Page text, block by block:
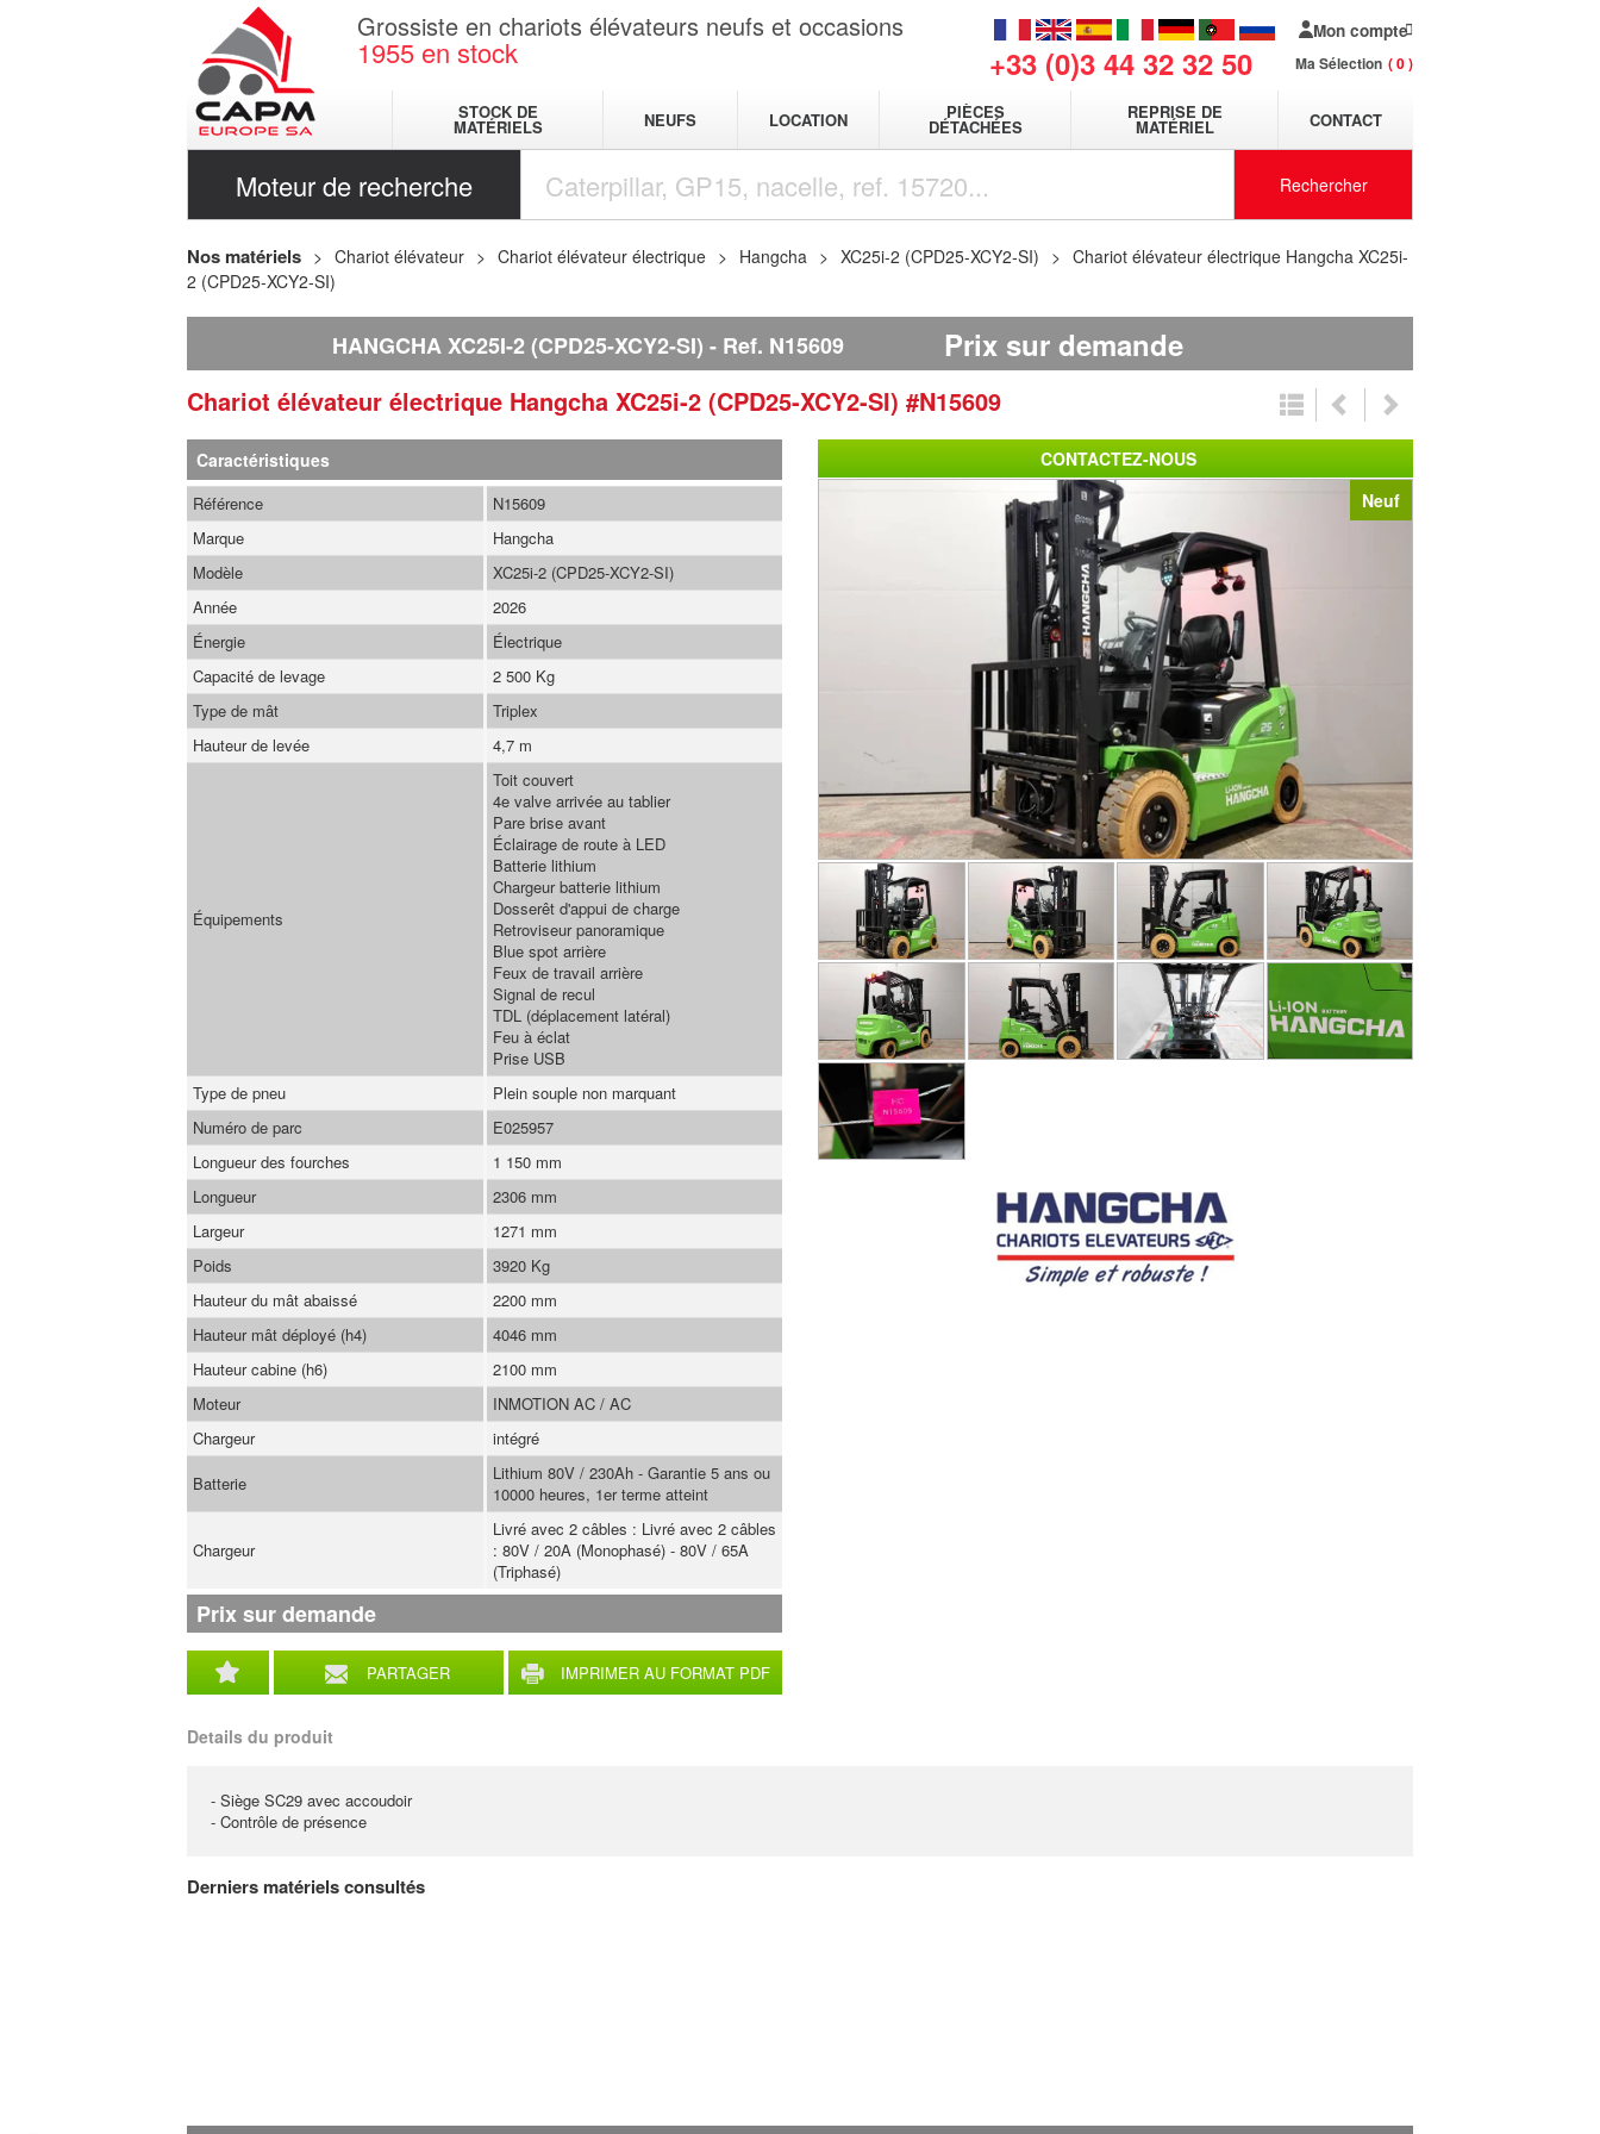
Grossiste en chariots élévateurs neufs et occasions
1955 en stock +33 (0)3 44 32 32 50
Mon compte
Ma Sélection 0
STOCK DE
MATÉRIELS NEUFS LOCATION PIÈCES
DÉTACHÉES
REPRISE DE
MATÉRIEL CONTACT
Moteur de recherche Rechercher
Nos matériels Chariot élévateur Chariot élévateur électrique Hangcha XC25i-2 (CPD25-XCY2-SI)
Chariot élévateur électrique Hangcha XC25i-
2 (CPD25-XCY2-SI)
HANGCHA XC25I-2 (CPD25-XCY2-SI) Ref. N15609 Prix sur demande
Chariot élévateur électrique Hangcha XC25i-2 (CPD25-XCY2-SI) #N15609
Neuf
Caractéristiques
PARTAGER IMPRIMER AU FORMAT PDF
Référence
N15609
Marque
Hangcha
Modèle
XC25i-2 (CPD25-XCY2-SI)
Année
2026
Énergie
Électrique
Capacité de levage
2 500 Kg
Type de mât
Triplex
Hauteur de levée
4,7 m
Équipements
Toit couvert
4e valve arrivée au tablier
Pare brise avant
Éclairage de route à LED
Batterie lithium
Chargeur batterie lithium
Dosserêt d'appui de charge
Retroviseur panoramique
Blue spot arrière
Feux de travail arrière
Signal de recul
TDL (déplacement latéral)
Feu à éclat
Prise USB
Type de pneu
Plein souple non marquant
Numéro de parc
E025957
Longueur des fourches
1 150 mm
Longueur
2306 mm
Largeur
1271 mm
Poids
3920 Kg
Hauteur du mât abaissé
2200 mm
Hauteur mât déployé (h4)
4046 mm
Hauteur cabine (h6)
2100 mm
Moteur
INMOTION AC / AC
Chargeur
intégré
Batterie
Lithium 80V / 230Ah - Garantie 5 ans ou
10000 heures, 1er terme atteint
Chargeur
Livré avec 2 câbles : Livré avec 2 câbles
: 80V / 20A (Monophasé) - 80V / 65A
(Triphasé)
Prix sur demande
Details du produit
- Siège SC29 avec accoudoir
- Contrôle de présence
CONTACTEZ-NOUS
Derniers matériels consultés